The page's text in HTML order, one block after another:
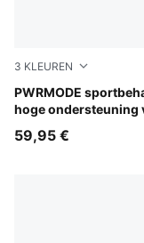
3 KLEUREN
PWRMODE
hoge ondersteuning
Créme De Mint
59,95 €